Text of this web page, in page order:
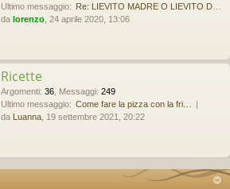
Ultimo messaggio:
Re: LIEVITO MADRE O LIEVITO D…
da lorenzo , 24 aprile 2020, 13:06
Ricette
Argomenti: 36 Messaggi: 249
Ultimo messaggio: Come fare la pizza con la fri…
da
Luanna , 19 settembre 2021, 20:22